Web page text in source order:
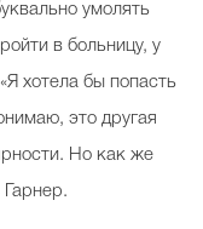
умолять
в больницу, у
хотела бы попасть
это другая
Но как же